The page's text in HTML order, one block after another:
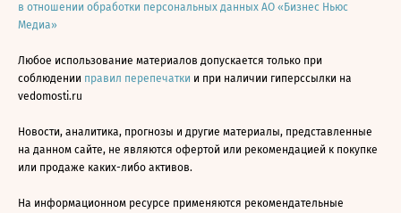
в отношении обработки персональных данных АО «Бизнес Ньюс
Медиа»
Любое использование материалов допускается только при
соблюдении правил перепечатки и при наличии гиперссылки на
vedomosti.ru
Новости, аналитика, прогнозы и другие материалы, представленные
на данном сайте, не являются офертой или рекомендацией к покупке
или продаже каких-либо активов.
На информационном ресурсе применяются рекомендательные